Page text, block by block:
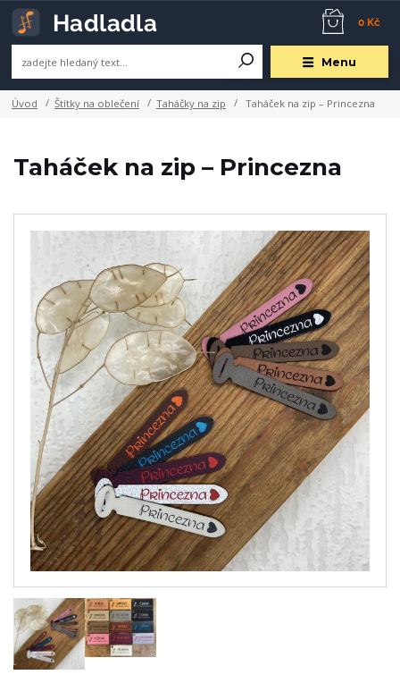
Menu
0 Kč
Úvod Štítky na oblečení Taháčky na zip Taháček na zip – Princezna
Taháček na zip – Princezna